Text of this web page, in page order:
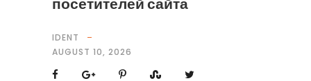
IDENT
AUGUST 10, 2026